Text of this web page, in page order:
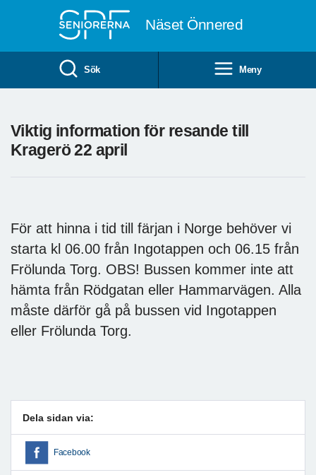
Näset Önnered
Sök Meny
Viktig information för resande till
Kragerö 22 april
För att hinna i tid till färjan i Norge behöver vi
starta kl 06.00 från Ingotappen och 06.15 från
Frölunda Torg. OBS! Bussen kommer inte att
hämta från Rödgatan eller Hammarvägen. Alla
måste därför gå på bussen vid Ingotappen
eller Frölunda Torg.
Dela sidan via:
Facebook